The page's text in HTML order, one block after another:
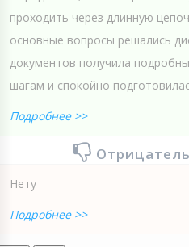
проходить через длинную
основные вопросы решались
документов получила
шагам и спокойно
Подробнее >>
Нету
Подробнее >>